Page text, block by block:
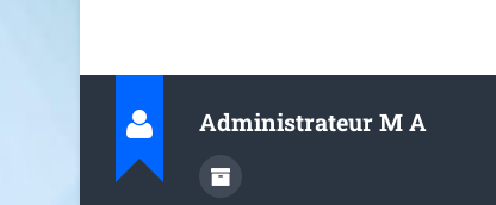
Administrateur M A